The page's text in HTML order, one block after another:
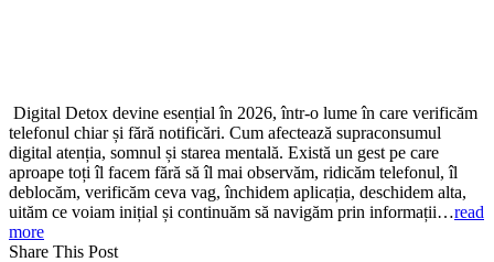
Digital Detox devine esențial în 2026, într-o lume în care verificăm
telefonul chiar și fără notificări. Cum afectează supraconsumul
digital atenția, somnul și starea mentală. Există un gest pe care
aproape toți îl facem fără să îl mai observăm, ridicăm telefonul, îl
deblocăm, verificăm ceva vag, închidem aplicația, deschidem alta,
uităm ce voiam inițial și continuăm să navigăm prin informații…read
more
Share This Post